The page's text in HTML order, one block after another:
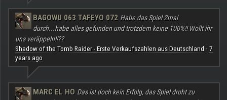
BAGOWU 063 TAFEYO 072 Habe das Spiel 2mal
durch...habe alles gefunden und trotzdem keine 100%!! Wollt ihr
uns veräppeln!!??
Shadow of the Tomb Raider - Erste Verkaufszahlen aus Deutschland · 7
years ago
MARC EL HO Das ist doch kein Erfolg, das Spiel droht zu